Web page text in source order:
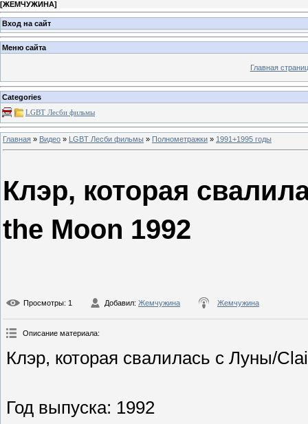
[ЖЕМЧУЖИНА]
Вход на сайт
Меню сайта
Главная
Categories
LGBT Леcби фильмы
Главная » Видео » LGBT Леcби фильмы » Полнометражки » 1991+1995 годы
Клэр, которая
the Moon 1992
Просмотры: 1 Добавил: Жемчужина Жемчужина
Описание материала:
Клэр, которая свалилась с Луны/
Год выпуска: 1992